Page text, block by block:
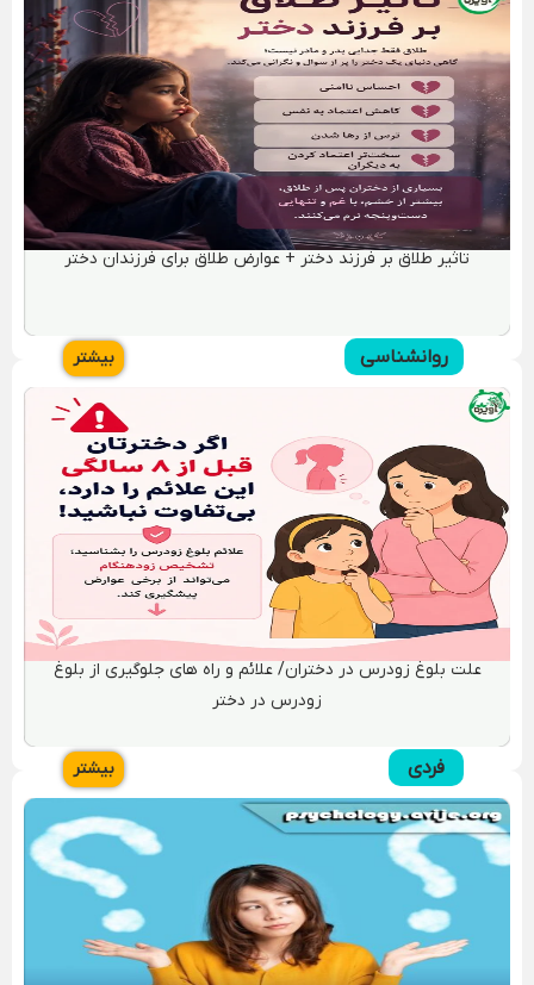
ازدواج با فرزندان طلاق + ۱۰ نشانه فرزند طلاق شریک امنی نیست!!!
همسر خوب چه ویژگی هایی دارد! ۲۵ ویژگی های همسر خوب